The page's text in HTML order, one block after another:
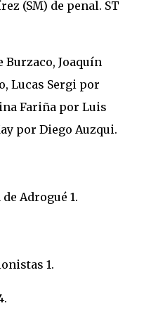
(SM) de penal. ST
Burzaco, Joaquín
Lucas Sergi por
Fariña por Luis
por Diego Auzqui.
Adrogué 1.
1.